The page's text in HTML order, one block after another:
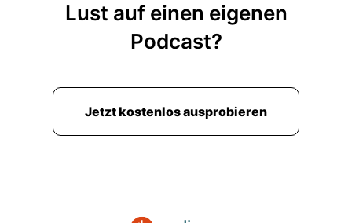
00:01:33: Je nach Bereich, ob das jetzt eine
Pflichtversicherung ist,
00:01:38: Zum Beispiel, wir haben dann für den
Lust auf einen eigenen
Podcast?
Jetzt kostenlos ausprobieren